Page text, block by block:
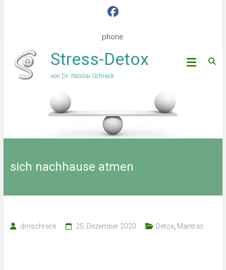
phone
Stress-Detox
von Dr. Nicolai Schreck
sich nachhause atmen
drnschreck 25. Dezember 2020 Detox Mantras